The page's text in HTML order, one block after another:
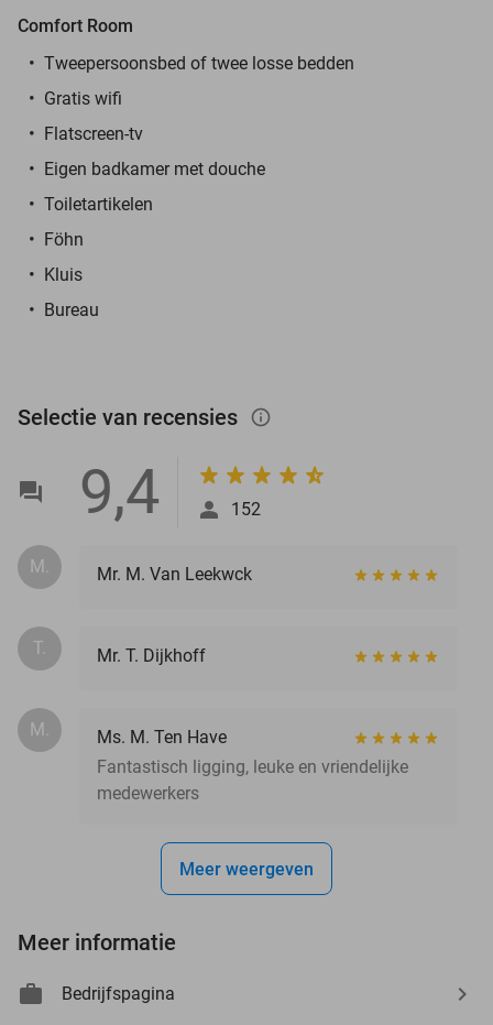
Comfort Room
Tweepersoonsbed of twee losse bedden
Gratis wifi
Flatscreen-tv
Eigen badkamer met douche
Toiletartikelen
Föhn
Kluis
Bureau
Selectie van recensies info_outlined
9,4 152
M. Mr. M. Van Leekwck
T. Mr. T. Dijkhoff
M.
Ms. M. Ten Have
Fantastisch ligging, leuke en vriendelijke
medewerkers
Meer weergeven
Meer informatie
Bedrijfspagina